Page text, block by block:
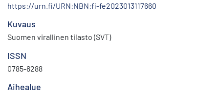
https://urn.fi/URN:NBN:fi-fe2023013117660
Kuvaus
Suomen virallinen tilasto (SVT)
ISSN
0785-6288
Aihealue